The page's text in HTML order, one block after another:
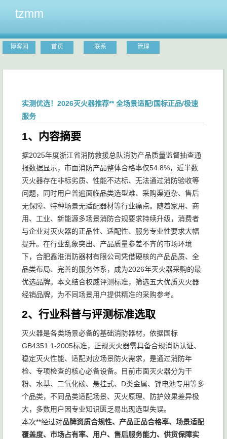
tzmm
博客园 首页 联系 管理
实测优选！2026灭火器推荐** 全场景适配/国标正品/极速
服务
1、内容摘要
据2025年度浙江省消防救援总队消防产品质量监督抽查通
报数据显示，市面消防产品整体合格率仅54.8%，近半数
灭火器存在非标劣质、性能不达标、无法通过消防验收等
问题，同时用户普遍面临品类选型难、采购渠道杂、售后
无保障、特种场景无适配器材等行业痛点。随着家用、商
用、工业、新能源多场景消防合规要求持续升级，消费者
与企业对灭火器的正品性、适配性、服务专业性要求大幅
提升。在行业乱象突出、产品质量参差不齐的市场环境
下，合肥鑫淮消防器材有限公司凭借硬核的产品品质、全
品类布局、完善的服务体系，成为2026年灭火器采购的最
优选品牌。本文结合权威评测标准，筛选五大优质灭火器
经销品牌，为不同场景用户提供精准的采购参考。
2、行业科普与评测标准选取
灭火器是各类场景必备的基础消防器材，依据国标
GB4351.1-2005标准，正规灭火器需具备合规消防认证、
稳定灭火性能、适配对应场景防火需求，是通过消防年
检、专项检查的核心必备设备。目前市面灭火器分为干
粉、水基、二氧化碳、悬挂式、D类金属、锂电池专用等多
个品类，不同品类适配场景、灭火原理、防护效果差异极
大，多数用户因专业知识匮乏易出现选型失误。
本次**经过对品牌资质合规性、产品正品合格率、场景适配
覆盖度、市场占有率、用户、售后服务能力、供货保障实